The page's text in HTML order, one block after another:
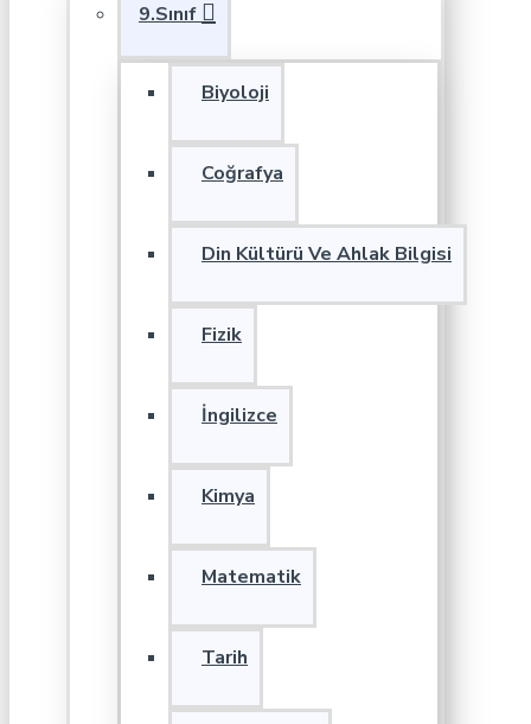
9.Sınıf
Biyoloji
Coğrafya
Din Kültürü Ve Ahlak Bilgisi
Fizik
İngilizce
Kimya
Matematik
Tarih